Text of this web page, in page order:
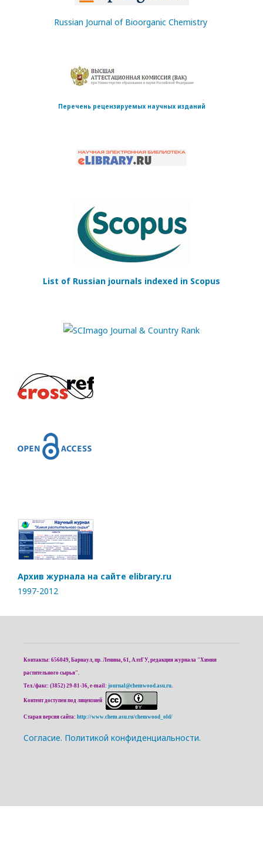
Russian Journal of Bioorganic Chemistry
Перечень рецензируемых научных изданий
List of Russian journals indexed in Scopus
Архив журнала на сайте elibrary.ru
1997-2012
Контакты: 656049, Барнаул, пр. Ленина, 61, АлтГУ, редакция журнала "Химия
растительного сырья".
Тел./факс: (3852) 29-81-36, e-mail: journal@chemwood.asu.ru.
Контент доступен под лицензией
Старая версия сайта: http://www.chem.asu.ru/chemwood_old/
Cогласие. Политикой конфиденциальности.